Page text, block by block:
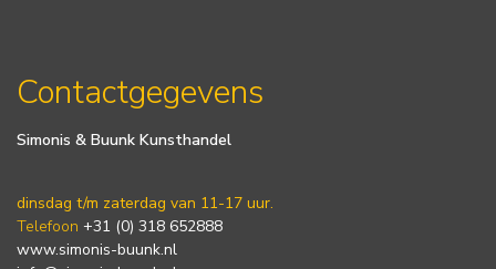
Contactgegevens
Simonis & Buunk Kunsthandel
dinsdag t/m zaterdag van 11-17 uur.
Telefoon +31 (0) 318 652888
www.simonis-buunk.nl